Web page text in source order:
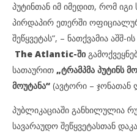
პუტინთან იმ იმედით, რომ
პირდაპირ ეთერში
შეწყვეტას“, – ნათქვამია
The Atlantic-ში
სათაურით „ტრამპმა პუტინს
მოუტანა“ (ავტორი – ჯონათან
პუბლიკაციაში განხილულია
სავარაუდო შეწყვეტასთან